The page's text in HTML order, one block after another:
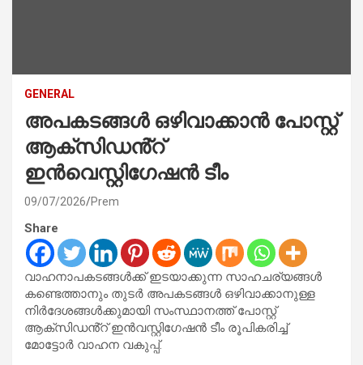
GENERAL
അപകടങ്ങൾ ഒഴിവാക്കാൻ പോസ്റ്റ്
ആക്സിഡൻ്റ്
ഇൻവെസ്റ്റിഗേഷൻ ടീം
09/07/2026 Prem
Share
വാഹനാപകടങ്ങള്‍ക്ക് ഇടയാക്കുന്ന സാഹചര്യങ്ങള്‍
കണ്ടെത്താനും തുടര്‍ അപകടങ്ങള്‍ ഒഴിവാക്കാനുള്ള
നിര്‍ദേശങ്ങള്‍ക്കുമായി സംസ്ഥാനത്ത് പോസ്റ്റ്
ആക്‌സിഡൻ്റ് ഇന്‍വസ്റ്റിഗേഷന്‍ ടീം രൂപികരിച്ച്‌
മോട്ടോർ വാഹന വകുപ്പ്.